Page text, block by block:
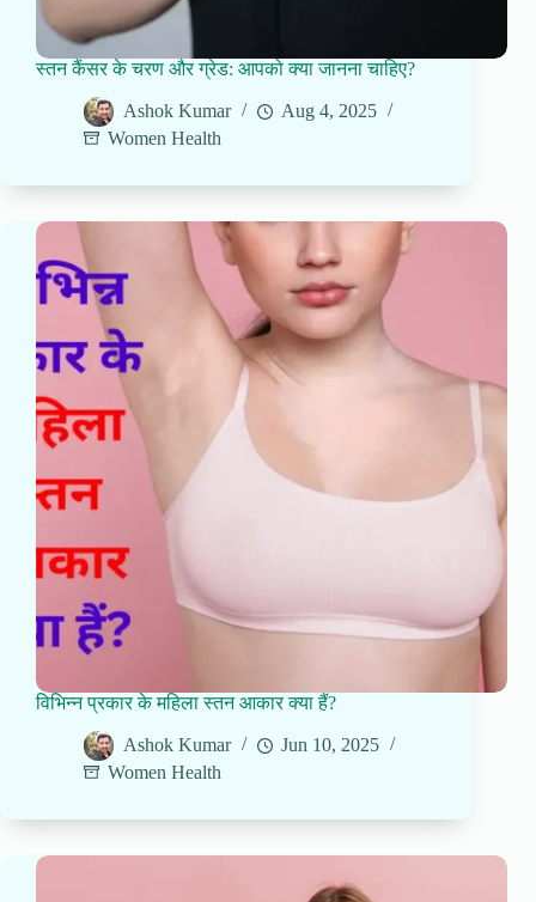
स्तन कैंसर के चरण और ग्रेड: आपको क्या जानना चाहिए?
Ashok Kumar
Aug 4, 2025
Women Health
विभिन्न प्रकार के महिला स्तन आकार क्या हैं?
Ashok Kumar
Jun 10, 2025
Women Health